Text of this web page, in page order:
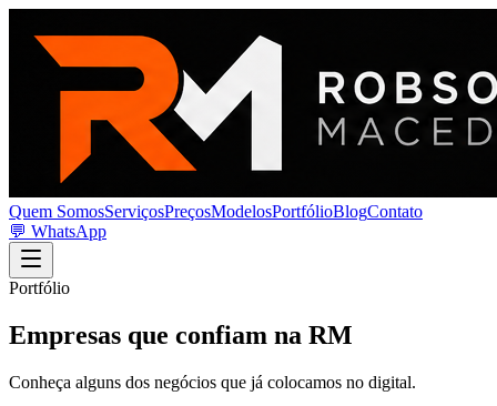
Quem SomosServiçosPreçosModelosPortfólioBlogContato
💬 WhatsApp
Portfólio
Empresas que confiam na RM
Conheça alguns dos negócios que já colocamos no digital.